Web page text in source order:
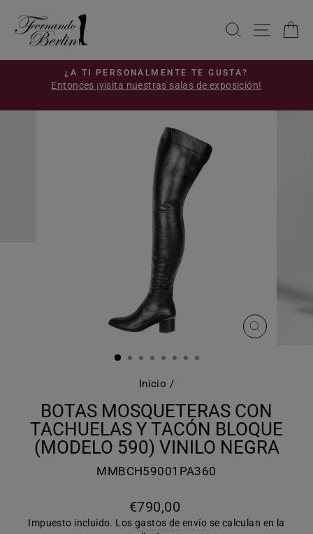
directamente
BUSCAR
diapositivas
¿A TI PERSONALMENTE TE GUSTA?
Entonces ¡visita nuestras salas de exposición!
CERRAR
Inicio /
BOTAS MOSQUETERAS CON
TACHUELAS Y TACÓN BLOQUE
(MODELO 590) VINILO NEGRA
MMBCH59001PA360
Precio
habitual
€790,00
Impuesto incluido. Los gastos de envío se calculan en la